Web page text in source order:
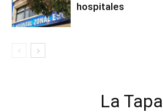
hospitales
La Tapa